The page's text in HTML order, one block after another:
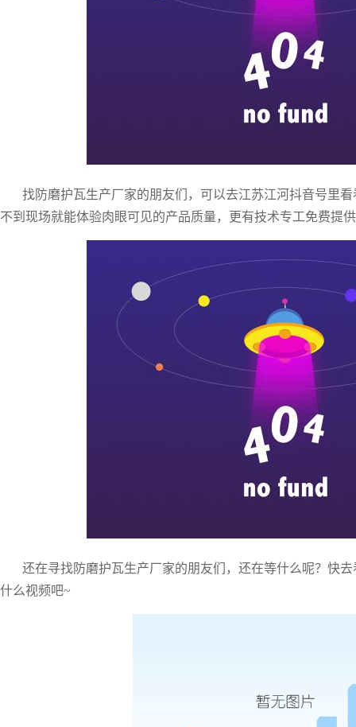
找防磨护瓦生产厂家的朋友们，可以去江苏江河抖音号里
不到现场就能体验肉眼可见的产品质量，更有技术专工免费提
还在寻找防磨护瓦生产厂家的朋友们，还在等什么呢？快
什么视频吧~